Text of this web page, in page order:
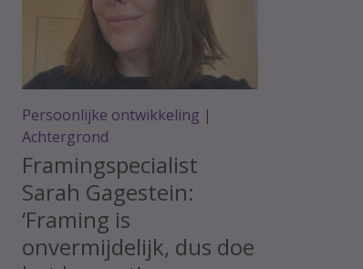
Persoonlijke ontwikkeling |
Achtergrond
Framingspecialist
Sarah Gagestein:
‘Framing is
onvermijdelijk, dus doe